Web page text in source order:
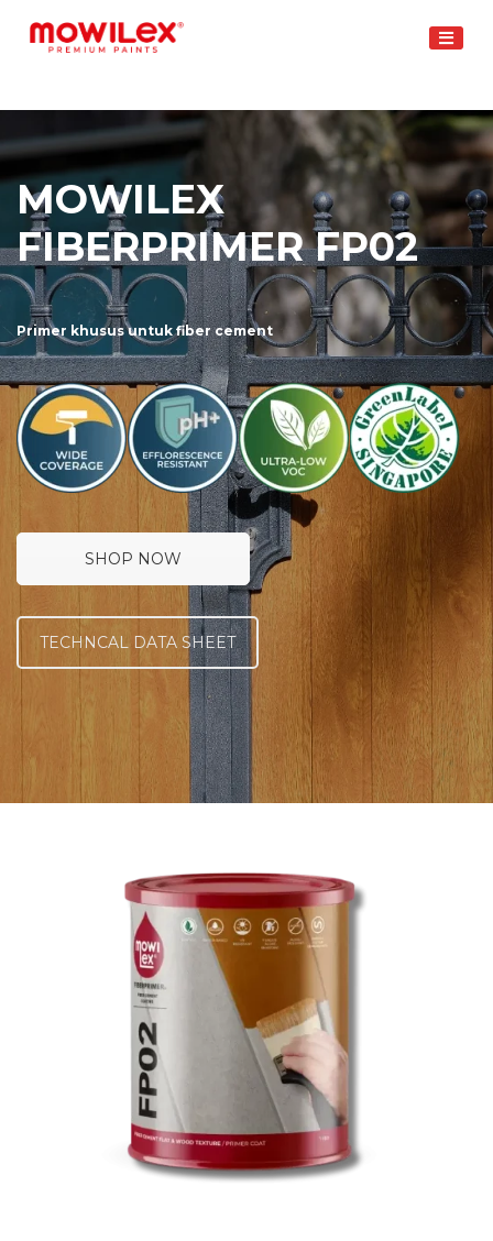
content
MOWILEX
FIBERPRIMER FP02
Primer khusus untuk fiber cement
SHOP NOW
TECHNCAL DATA SHEET